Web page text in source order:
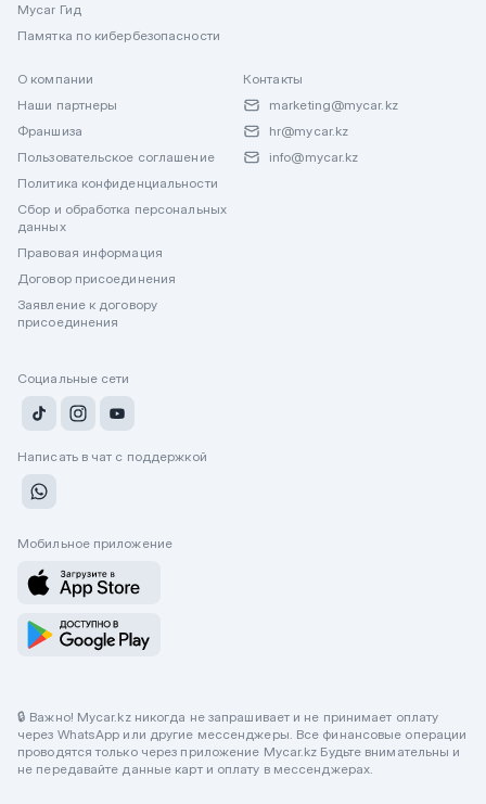
Mycar Гид
Памятка по кибербезопасности
О компании
Наши партнеры
Франшиза
Пользовательское соглашение
Политика конфиденциальности
Сбор и обработка персональных
данных
Правовая информация
Договор присоединения
Заявление к договору
присоединения
Контакты
marketing@mycar.kz
hr@mycar.kz
info@mycar.kz
Социальные сети
Написать в чат с поддержкой
Мобильное приложение
🔒 Важно! Mycar.kz никогда не запрашивает и не принимает оплату
через WhatsApp или другие мессенджеры. Все финансовые операции
проводятся только через приложение Mycar.kz Будьте внимательны и
не передавайте данные карт и оплату в мессенджерах.